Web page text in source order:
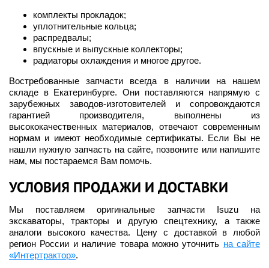
комплекты прокладок;
уплотнительные кольца;
распредвалы;
впускные и выпускные коллекторы;
радиаторы охлаждения и многое другое.
Востребованные запчасти всегда в наличии на нашем
складе в Екатеринбурге. Они поставляются напрямую с
зарубежных заводов-изготовителей и сопровождаются
гарантией производителя, выполнены из
высококачественных материалов, отвечают современным
нормам и имеют необходимые сертификаты. Если Вы не
нашли нужную запчасть на сайте, позвоните или напишите
нам, мы постараемся Вам помочь.
УСЛОВИЯ ПРОДАЖИ И ДОСТАВКИ
Мы поставляем оригинальные запчасти Isuzu на
экскаваторы, тракторы и другую спецтехнику, а также
аналоги высокого качества. Цену с доставкой в любой
регион России и наличие товара можно уточнить на сайте
«Интертрактор».